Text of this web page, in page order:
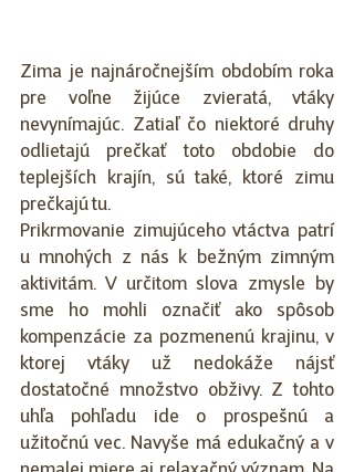
Zima je najnáročnejším obdobím roka
pre voľne žijúce zvieratá, vtáky
nevynímajúc. Zatiaľ čo niektoré druhy
odlietajú prečkať toto obdobie do
teplejších krajín, sú také, ktoré zimu
prečkajú tu.
Prikrmovanie zimujúceho vtáctva patrí
u mnohých z nás k bežným zimným
aktivitám. V určitom slova zmysle by
sme ho mohli označiť ako spôsob
kompenzácie za pozmenenú krajinu, v
ktorej vtáky už nedokáže nájsť
dostatočné množstvo obživy. Z tohto
uhľa pohľadu ide o prospešnú a
užitočnú vec. Navyše má edukačný a v